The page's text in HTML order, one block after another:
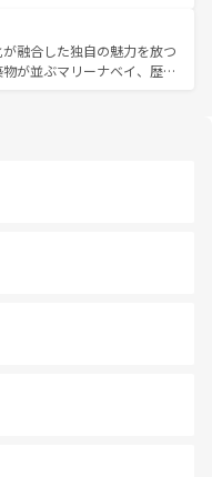
どの季節にも異なる楽しみ
イの人々、仏教を中心とし
が、訪れる旅人を魅了し続
ず。観光スポットが密集し
れるのも魅力。息をのむよ
、香港を存分に楽しみ尽く
融合した独自の魅力を放つ
が並ぶマリーナベイ、歴史
楽しめる外せないスポット